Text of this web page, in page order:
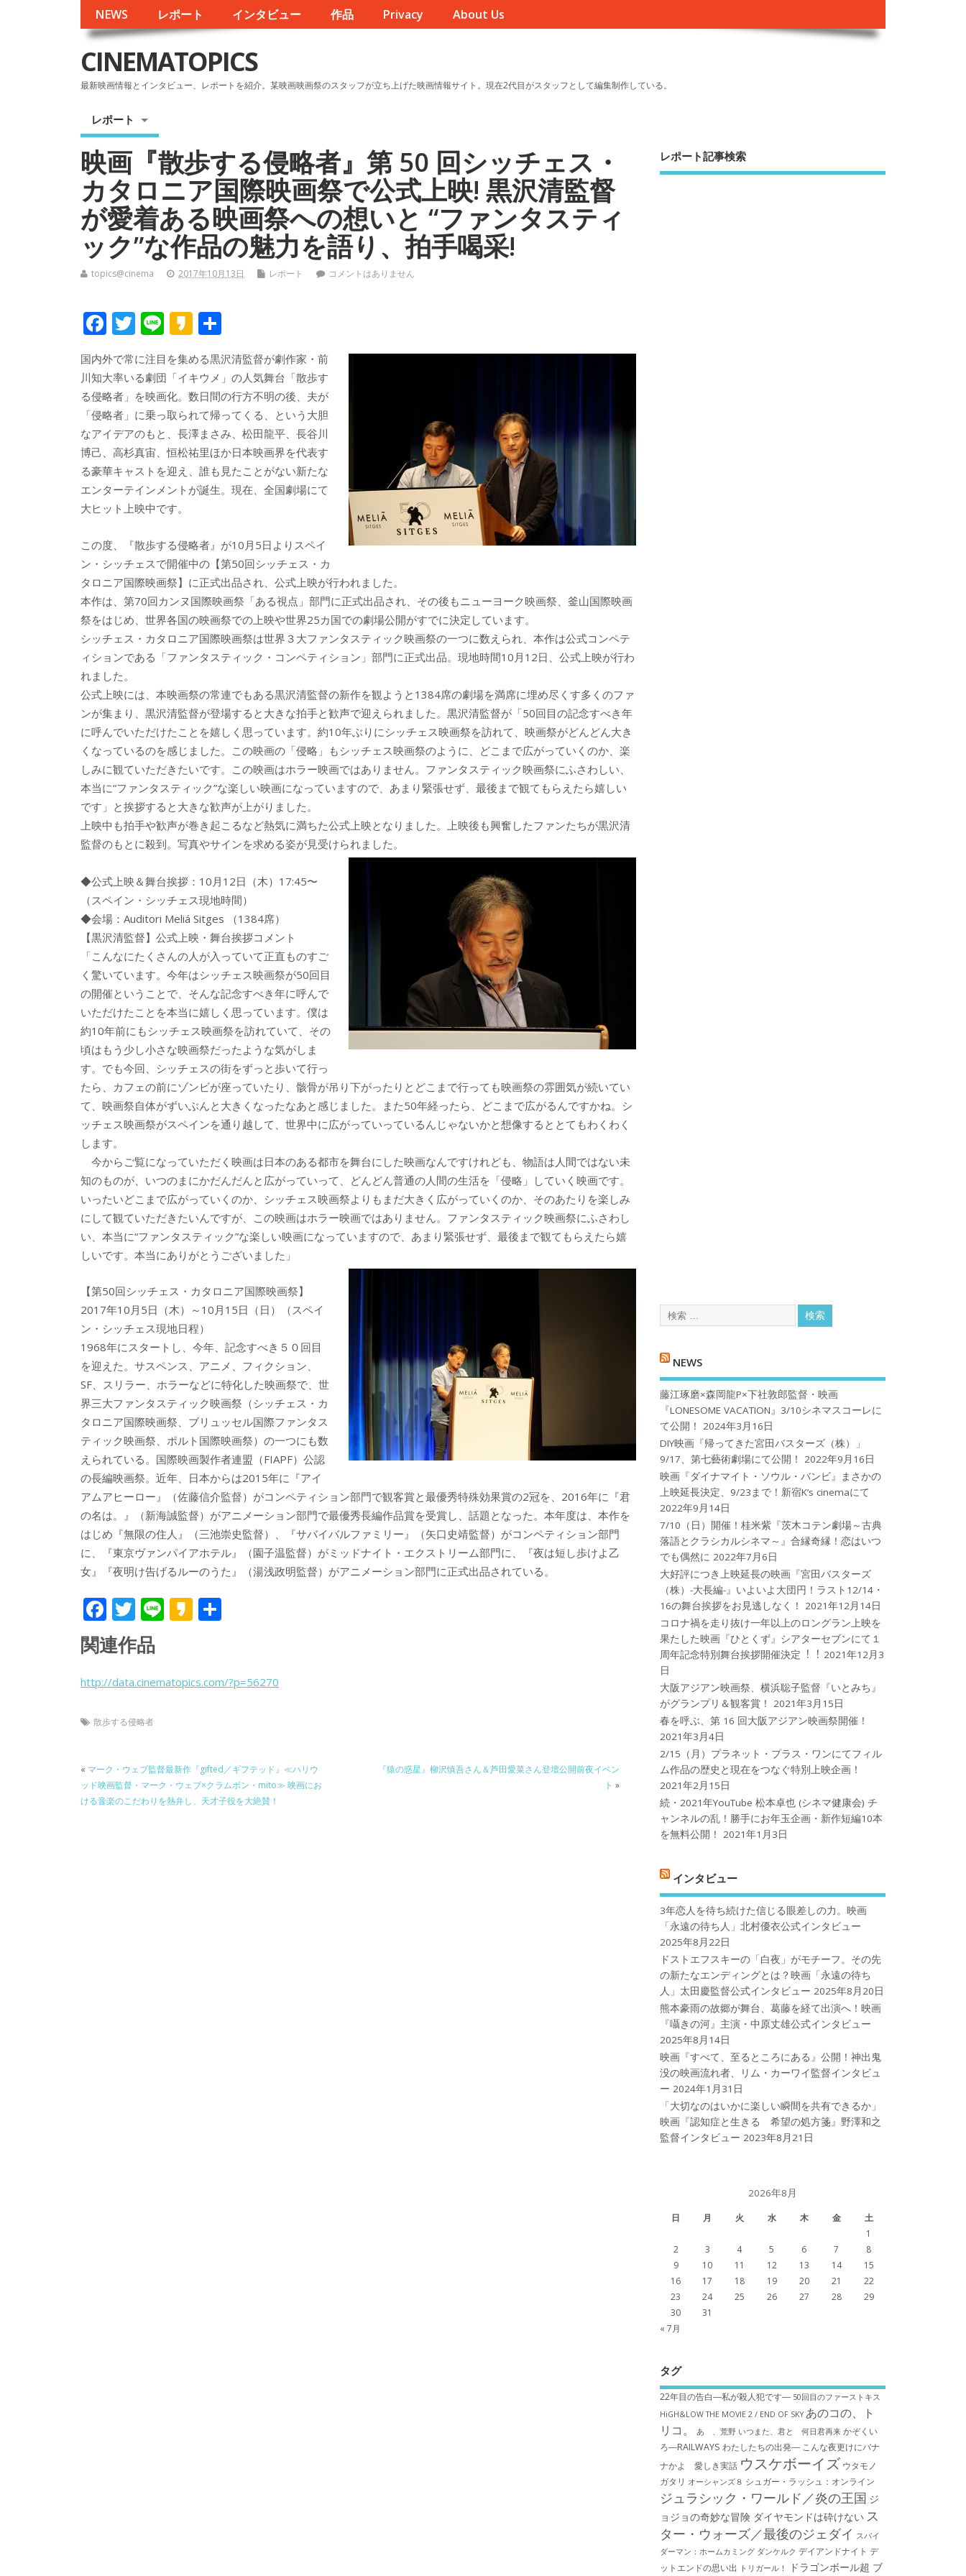
NEWS レポート インタビュー 作品 Privacy About Us
CINEMATOPICS
最新映画情報とインタビュー、レポートを紹介。某映画映画祭のスタッフが立ち上げた映画情報サイト。現在2代目がスタッフとして編集制作している。
レポート
映画『散歩する侵略者』第 50 回シッチェス・
カタロニア国際映画祭で公式上映! 黒沢清監督
が愛着ある映画祭への想いと “ファンタスティ
ック”な作品の魅力を語り、拍手喝采!
topics@cinema 2017年10月13日 レポート コメントはありません
F
ac
e
b
o
o
k
T
w
itt
er
Li
n
e
K
k
a
o
有
国内外で常に注目を集める黒沢清監督が劇作家・前
川知大率いる劇団「イキウメ」の人気舞台「散歩す
る侵略者」を映画化。数日間の行方不明の後、夫が
「侵略者」に乗っ取られて帰ってくる、という大胆
なアイデアのもと、長澤まさみ、松田龍平、長谷川
博己、高杉真宙、恒松祐里ほか日本映画界を代表す
る豪華キャストを迎え、誰も見たことがない新たな
エンターテインメントが誕生。現在、全国劇場にて
大ヒット上映中です。
この度、『散歩する侵略者』が10月5日よりスペイ
ン・シッチェスで開催中の【第50回シッチェス・カ
タロニア国際映画祭】に正式出品され、公式上映が行われました。
本作は、第70回カンヌ国際映画祭「ある視点」部門に正式出品され、その後もニューヨーク映画祭、釜山国際映画
祭をはじめ、世界各国の映画祭での上映や世界25カ国での劇場公開がすでに決定しています。
シッチェス・カタロニア国際映画祭は世界３大ファンタスティック映画祭の一つに数えられ、本作は公式コンペテ
ィションである「ファンタスティック・コンペティション」部門に正式出品。現地時間10月12日、公式上映が行わ
れました。
公式上映には、本映画祭の常連でもある黒沢清監督の新作を観ようと1384席の劇場を満席に埋め尽くす多くのファ
ンが集まり、黒沢清監督が登場すると大きな拍手と歓声で迎えられました。黒沢清監督が「50回目の記念すべき年
に呼んでいただけたことを嬉しく思っています。約10年ぶりにシッチェス映画祭を訪れて、映画祭がどんどん大き
くなっているのを感じました。この映画の「侵略」もシッチェス映画祭のように、どこまで広がっていくのか、楽
しみに観ていただきたいです。この映画はホラー映画ではありません。ファンタスティック映画祭にふさわしい、
本当に“ファンタスティック”な楽しい映画になっていますので、あまり緊張せず、最後まで観てもらえたら嬉しい
です」と挨拶すると大きな歓声が上がりました。
上映中も拍手や歓声が巻き起こるなど熱気に満ちた公式上映となりました。上映後も興奮したファンたちが黒沢清
監督のもとに殺到。写真やサインを求める姿が見受けられました。
◆公式上映＆舞台挨拶：10月12日（木）17:45〜
（スペイン・シッチェス現地時間）
◆会場：Auditori Meliá Sitges （1384席）
【黒沢清監督】公式上映・舞台挨拶コメント
「こんなにたくさんの人が入っていて正直ものすご
く驚いています。今年はシッチェス映画祭が50回目
の開催ということで、そんな記念すべき年に呼んで
いただけたことを本当に嬉しく思っています。僕は
約10年前にもシッチェス映画祭を訪れていて、その
頃はもう少し小さな映画祭だったような気がしま
す。でも今回、シッチェスの街をずっと歩いて行っ
たら、カフェの前にゾンビが座っていたり、骸骨が吊り下がったりとどこまで行っても映画祭の雰囲気が続いてい
て、映画祭自体がずいぶんと大きくなったなあと感じました。また50年経ったら、どこまで広がるんですかね。シ
ッチェス映画祭がスペインを通り越して、世界中に広がっていっているんじゃないかと想像するととてもわくわく
します。
今からご覧になっていただく映画は日本のある都市を舞台にした映画なんですけれども、物語は人間ではない未
知のものが、いつのまにかだんだんと広がっていって、どんどん普通の人間の生活を「侵略」していく映画です。
いったいどこまで広がっていくのか、シッチェス映画祭よりもまだ大きく広がっていくのか、そのあたりを楽しみ
にして観ていただきたいんですが、この映画はホラー映画ではありません。ファンタスティック映画祭にふさわし
い、本当に“ファンタスティック”な楽しい映画になっていますので、あまり緊張せず、最後まで観てもらえたら嬉
しいです。本当にありがとうございました」
【第50回シッチェス・カタロニア国際映画祭】
2017年10月5日（木）～10月15日（日）（スペイ
ン・シッチェス現地日程）
1968年にスタートし、今年、記念すべき５０回目
を迎えた。サスペンス、アニメ、フィクション、
SF、スリラー、ホラーなどに特化した映画祭で、世
界三大ファンタスティック映画祭（シッチェス・カ
タロニア国際映画祭、ブリュッセル国際ファンタス
ティック映画祭、ポルト国際映画祭）の一つにも数
えられている。国際映画製作者連盟（FIAPF）公認
の長編映画祭。近年、日本からは2015年に『アイ
アムアヒーロー』（佐藤信介監督）がコンペティション部門で観客賞と最優秀特殊効果賞の2冠を、2016年に『君
の名は。』（新海誠監督）がアニメーション部門で最優秀長編作品賞を受賞し、話題となった。本年度は、本作を
はじめ『無限の住人』（三池崇史監督）、『サバイバルファミリー』（矢口史靖監督）がコンペティション部門
に、『東京ヴァンパイアホテル』（園子温監督）がミッドナイト・エクストリーム部門に、『夜は短し歩けよ乙
女』『夜明け告げるルーのうた』（湯浅政明監督）がアニメーション部門に正式出品されている。
F
ac
e
b
o
T
w
itt
er
Li K
a
関連作品
http://data.cinematopics.com/?p=56270
散歩する侵略者
« マーク・ウェブ監督最新作『gifted／ギフテッド』≪ハリウ
ッド映画監督・マーク・ウェブ×クラムボン・mito≫ 映画にお
ける音楽のこだわりを熱弁し、天才子役を大絶賛！
『猿の惑星』柳沢慎吾さん＆芦田愛菜さん登壇公開前夜イベン
ト »
レポート記事検索
NEWS
藤江琢磨×森岡龍P×下社敦郎監督・映画
『LONESOME VACATION』3/10シネマスコーレに
て公開！
2024年3月16日
DIY映画『帰ってきた宮田バスターズ（株）」
9/17、第七藝術劇場にて公開！
2022年9月16日
映画『ダイナマイト・ソウル・バンビ』まさかの
上映延長決定、9/23まで！新宿K’s cinemaにて
2022年9月14日
7/10（日）開催！桂米紫『茨木コテン劇場～古典
落語とクラシカルシネマ～』合縁奇縁！恋はいつ
でも偶然に 2022年7月6日
大好評につき上映延長の映画『宮田バスターズ
（株）-大長編-』いよいよ大団円！ラスト12/14・
16の舞台挨拶をお見逃しなく！
2021年12月14日
コロナ禍を⾛り抜け⼀年以上のロングラン上映を
果たした映画『ひとくず』シアターセブンにて１
周年記念特別舞台挨拶開催決定︕︕ 2021年12月3
日
大阪アジアン映画祭、横浜聡子監督『いとみち』
がグランプリ＆観客賞！
2021年3月15日
春を呼ぶ、第 16 回大阪アジアン映画祭開催！
2021年3月4日
2/15（月）プラネット・プラス・ワンにてフィル
ム作品の歴史と現在をつなぐ特別上映企画！
2021年2月15日
続・2021年YouTube 松本卓也 (シネマ健康会) チ
ャンネルの乱！勝手にお年玉企画・新作短編10本
を無料公開！
2021年1月3日
インタビュー
3年恋人を待ち続けた信じる眼差しの力。映画
「永遠の待ち人」北村優衣公式インタビュー
2025年8月22日
ドストエフスキーの「白夜」がモチーフ。その先
の新たなエンディングとは？映画「永遠の待ち
人」太田慶監督公式インタビュー 2025年8月20日
熊本豪雨の故郷が舞台、葛藤を経て出演へ！映画
『囁きの河』主演・中原丈雄公式インタビュー
2025年8月14日
映画『すべて、至るところにある』公開！神出鬼
没の映画流れ者、リム・カーワイ監督インタビュ
ー 2024年1月31日
「大切なのはいかに楽しい瞬間を共有できるか」
映画『認知症と生きる 希望の処方箋』野澤和之
監督インタビュー 2023年8月21日
2026年8月
日 月 火 水 木 金
土
1
2
3 4 5 6 7
8
9
10 11 12 13 14
15
16
17 18 19 20 21
22
23
24 25 26 27 28
29
30
31
« 7月
タグ
22年目の告白―私が殺人犯です― 50回目のファーストキス
HiGH&LOW THE MOVIE 2 / END OF SKY あのコの、ト
リコ。
あゝ、荒野 いつまた、君と 何日君再来 かぞくい
ろ―RAILWAYS わたしたちの出発― こんな夜更けにバナ
ナかよ 愛しき実話 ウスケボーイズ ウタモノ
ガタリ オーシャンズ８ シュガー・ラッシュ：オ​ンライン
ジュラシック・ワールド／炎の王国 ジ
ョジョの奇妙な冒険 ダイヤモンドは砕けない ス
ター・ウォーズ／最後のジェダイ スパイ
ダーマン：ホームカミング ダンケルク デイアンドナイト デ
ットエンドの思い出
トリガール！ ドラゴンボール超 ブ